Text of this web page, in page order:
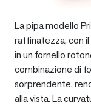
La pipa modello
raffinatezza, con
in un fornello
combinazione di
sorprendente,
alla vista. La